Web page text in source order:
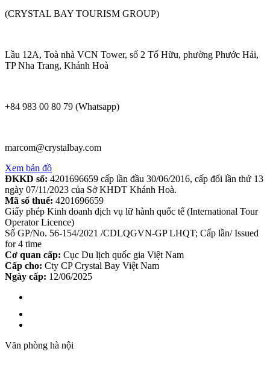
(CRYSTAL BAY TOURISM GROUP)
Lầu 12A, Toà nhà VCN Tower, số 2 Tố Hữu, phường Phước Hải,
TP Nha Trang, Khánh Hoà
+84 983 00 80 79 (Whatsapp)
marcom@crystalbay.com
Xem bản đồ
ĐKKD số: 4201696659 cấp lần đầu 30/06/2016, cấp đổi lần thứ 13
ngày 07/11/2023 của Sở KHDT Khánh Hoà.
Mã số thuế: 4201696659
Giấy phép Kinh doanh dịch vụ lữ hành quốc tế (International Tour
Operator Licence)
Số GP/No. 56-154/2021 /CDLQGVN-GP LHQT; Cấp lần/ Issued
for 4 time
Cơ quan cấp: Cục Du lịch quốc gia Việt Nam
Cấp cho: Cty CP Crystal Bay Việt Nam
Ngày cấp: 12/06/2025
Văn phòng hà nội